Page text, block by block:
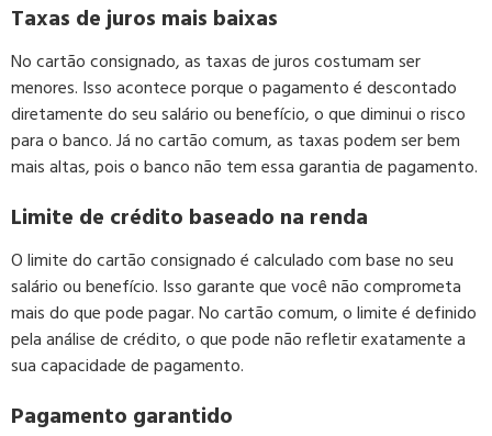
Taxas de juros mais baixas
No cartão consignado, as taxas de juros costumam ser
menores. Isso acontece porque o pagamento é descontado
diretamente do seu salário ou benefício, o que diminui o risco
para o banco. Já no cartão comum, as taxas podem ser bem
mais altas, pois o banco não tem essa garantia de pagamento.
Limite de crédito baseado na renda
O limite do cartão consignado é calculado com base no seu
salário ou benefício. Isso garante que você não comprometa
mais do que pode pagar. No cartão comum, o limite é definido
pela análise de crédito, o que pode não refletir exatamente a
sua capacidade de pagamento.
Pagamento garantido